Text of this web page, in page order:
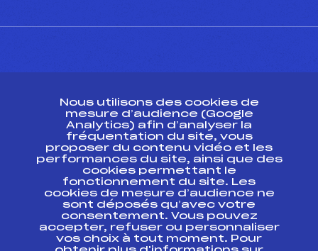
Ressources
Pass’Neige
Projet sportif fédéral
Projet de performance fédéral
Antidopage
Pôle Développement, Formation, Suivi
Scientifique
Listes ministérielles
Nous utilisons des cookies de
mesure d’audience (Google
Analytics) afin d’analyser la
fréquentation du site, vous
proposer du contenu vidéo et les
performances du site, ainsi que des
cookies permettant le
fonctionnement du site. Les
cookies de mesure d’audience ne
sont déposés qu’avec votre
consentement. Vous pouvez
accepter, refuser ou personnaliser
vos choix à tout moment. Pour